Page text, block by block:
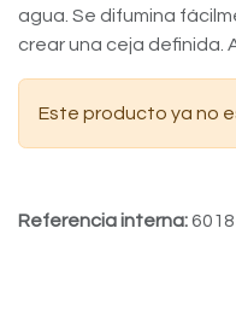
agua. Se difumina
crear una ceja definida.
Este producto ya no
Referencia interna:6018